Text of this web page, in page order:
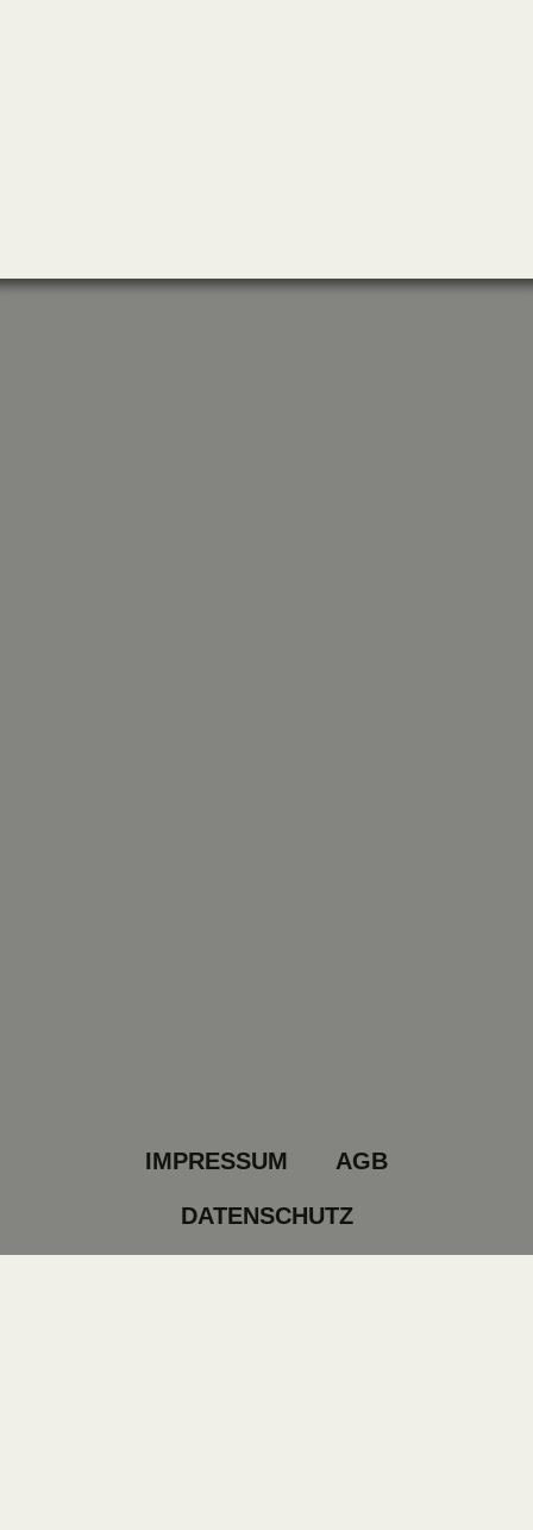
IMPRESSUM AGB
DATENSCHUTZ